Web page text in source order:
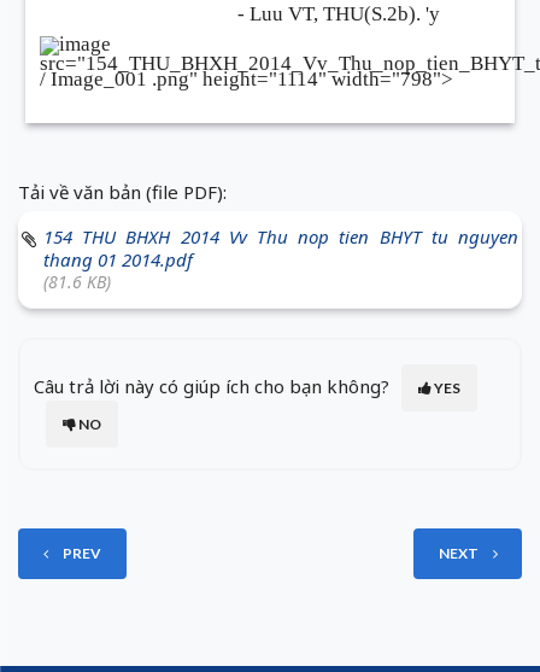
- Luu VT, THU(S.2b). 'y
/ Image_001 .png" height="1114" width="798">
Tải về văn bản (file PDF):
154 THU BHXH 2014 Vv Thu nop tien BHYT tu nguyen
thang 01 2014.pdf
(81.6 KB)
Câu trả lời này có giúp ích cho bạn không?
YES
NO
PREV NEXT